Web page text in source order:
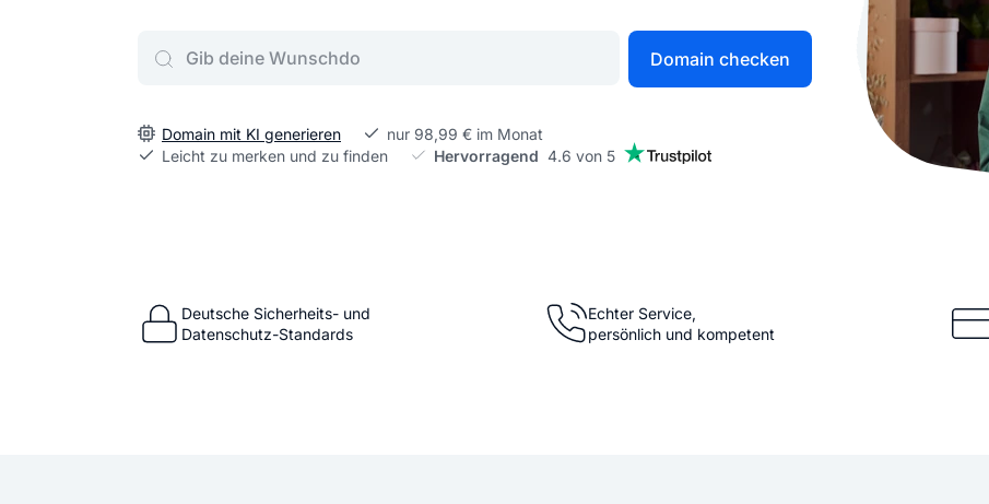
Einfach & schnell beim Domain-Profi
Erstelle schnell gute Domains
.at Domain .mobile Domain
Bringe dein
Website
Unser
Domain checken
Domain mit KI generieren
nur 98,99 € im Monat
Leicht zu merken und zu finden
Hervorragend 4.6 von 5
Deutsche Sicherheits- und
Datenschutz-Standards
Echter Service,
persönlich und kompetent